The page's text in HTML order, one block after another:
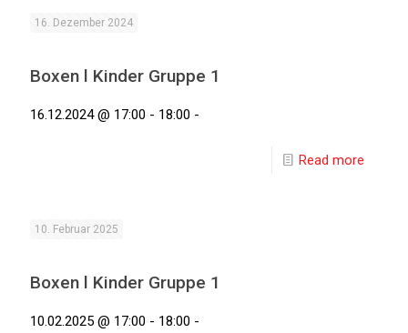
16. Dezember 2024
Boxen l Kinder Gruppe 1
16.12.2024 @ 17:00 - 18:00 -
Read more
10. Februar 2025
Boxen l Kinder Gruppe 1
10.02.2025 @ 17:00 - 18:00 -